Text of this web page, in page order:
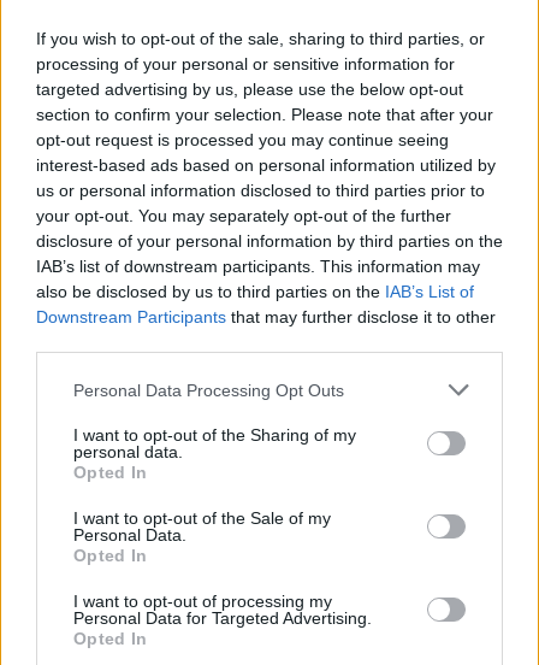
If you wish to opt-out of the sale, sharing to third parties, or
processing of your personal or sensitive information for
targeted advertising by us, please use the below opt-out
section to confirm your selection. Please note that after your
opt-out request is processed you may continue seeing
interest-based ads based on personal information utilized by
us or personal information disclosed to third parties prior to
your opt-out. You may separately opt-out of the further
disclosure of your personal information by third parties on the
IAB’s list of downstream participants. This information may
also be disclosed by us to third parties on the IAB’s List of
Downstream Participants that may further disclose it to other
Personal Data Processing Opt Outs
I want to opt-out of the Sharing of my
personal data.
Opted In
I want to opt-out of the Sale of my
Personal Data.
Opted In
I want to opt-out of processing my
Personal Data for Targeted Advertising.
Opted In
07.07.26
Το "Don’t Look Back in Anger" καταγράφει την επανένωση
των Oasis και την sold-out περιοδεία “Oasis Live
Philip Glass: Παγκόσμια γιορτή για τα 90ά
γενέθλιά του με πρεμιέρα της “Συμφωνίας
Νο. 15: Lincoln”
29.05.26